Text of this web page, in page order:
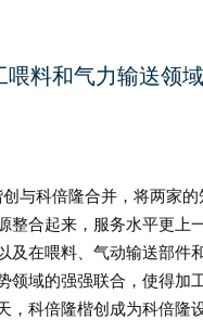
喂料和气力输送领
与科倍隆合并，将两家
整合起来，服务水平更上
及在喂料、气动输送部件
领域的强强联合，使得加
，科倍隆楷创成为科倍隆